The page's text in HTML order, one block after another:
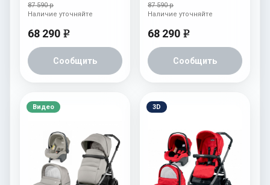
87 590 р
68 290 e
Сообщить
Наличие уточняйте
87 590 р
68 290 e
Сообщить
Наличие уточняйте
Видео 3D